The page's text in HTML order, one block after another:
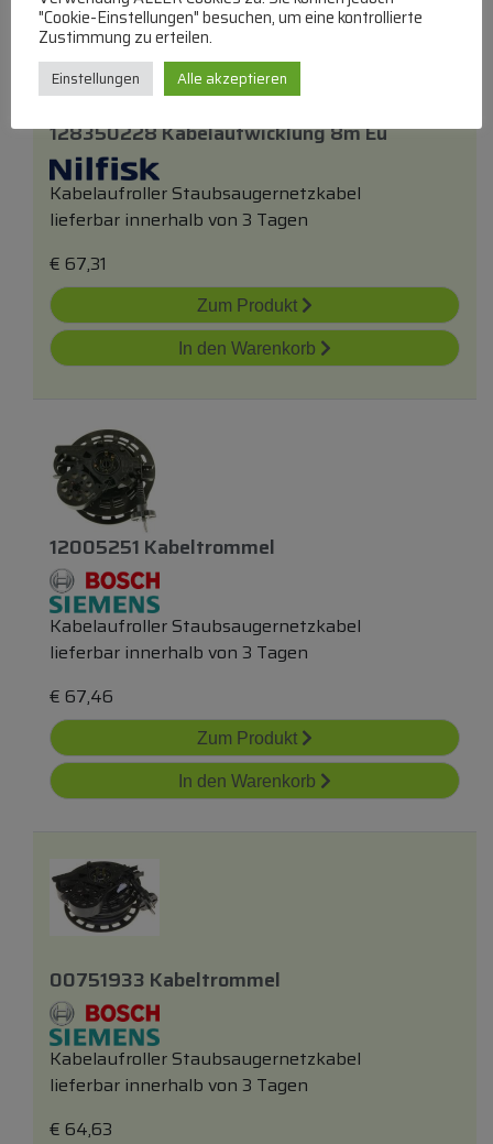
128350228 Kabelaufwicklung 8m Eu
Kabelaufroller Staubsaugernetzkabel
lieferbar innerhalb von 3 Tagen
€ 67,31
Zum Produkt
In den Warenkorb
12005251 Kabeltrommel
Kabelaufroller Staubsaugernetzkabel
lieferbar innerhalb von 3 Tagen
€ 67,46
Zum Produkt
In den Warenkorb
00751933 Kabeltrommel
Kabelaufroller Staubsaugernetzkabel
lieferbar innerhalb von 3 Tagen
€ 64,63
"Cookie-Einstellungen" besuchen, um eine kontrollierte
Zustimmung zu erteilen.
Einstellungen Alle akzeptieren